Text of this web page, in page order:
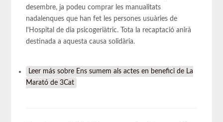
desembre, ja podeu comprar les manualitats
nadalenques que han fet les persones usuàries de
l'Hospital de dia psicogeriàtric. Tota la recaptació anirà
destinada a aquesta causa solidària.
Leer más sobre Ens sumem als actes en benefici de La
Marató de 3Cat